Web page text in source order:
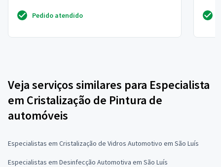
Pedido atendido
Veja serviços similares para Especialista
em Cristalização de Pintura de
automóveis
Especialistas em Cristalização de Vidros Automotivo em São Luís
Especialistas em Desinfecção Automotiva em São Luís